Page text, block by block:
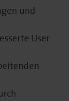
und
User